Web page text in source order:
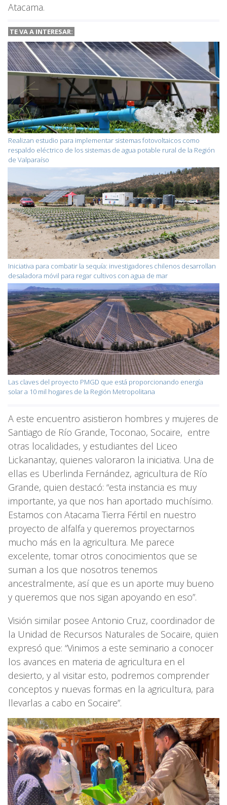
Atacama.
TE VA A INTERESAR:
Realizan estudio para implementar sistemas fotovoltaicos como
respaldo eléctrico de los sistemas de agua potable rural de la Región
de Valparaíso
Iniciativa para combatir la sequía: investigadores chilenos desarrollan
desaladora móvil para regar cultivos con agua de mar
Las claves del proyecto PMGD que está proporcionando energía
solar a 10 mil hogares de la Región Metropolitana
A este encuentro asistieron hombres y mujeres de
Santiago de Río Grande, Toconao, Socaire, entre
otras localidades, y estudiantes del Liceo
Lickanantay, quienes valoraron la iniciativa. Una de
ellas es Uberlinda Fernández, agricultura de Río
Grande, quien destacó: “esta instancia es muy
importante, ya que nos han aportado muchísimo.
Estamos con Atacama Tierra Fértil en nuestro
proyecto de alfalfa y queremos proyectarnos
mucho más en la agricultura. Me parece
excelente, tomar otros conocimientos que se
suman a los que nosotros tenemos
ancestralmente, así que es un aporte muy bueno
y queremos que nos sigan apoyando en eso”.
Visión similar posee Antonio Cruz, coordinador de
la Unidad de Recursos Naturales de Socaire, quien
expresó que: “Vinimos a este seminario a conocer
los avances en materia de agricultura en el
desierto, y al visitar esto, podremos comprender
conceptos y nuevas formas en la agricultura, para
llevarlas a cabo en Socaire”.